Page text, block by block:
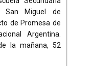
San Miguel de
de Promesa de
Argentina.
la mañana, 52